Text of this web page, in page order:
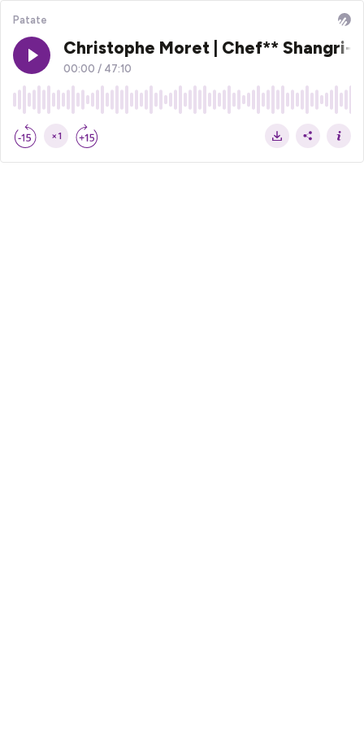
Patate
Christophe Moret | Chef** Shangri-
00:00 / 47:10
×1